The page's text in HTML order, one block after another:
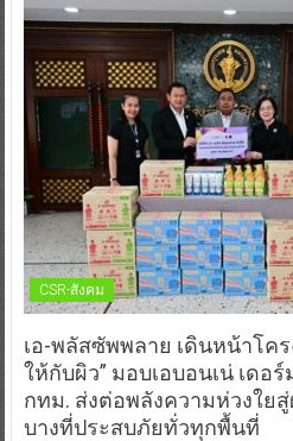
CSR-สังคม
เอ-พลัสซัพพลาย เดินหน้าโค
ให้กับผิว” มอบเอบอนเน่ เดอ
กทม. ส่งต่อพลังความห่วงใย
บางที่ประสบภัยทั่วทุกพื้นที่